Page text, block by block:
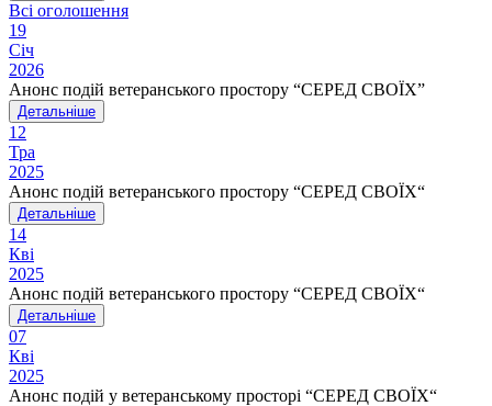
Всі оголошення
19
Січ
2026
Анонс подій ветеранського простору “СЕРЕД СВОЇХ”
Детальніше
12
Тра
2025
Анонс подій ветеранського простору “СЕРЕД СВОЇХ“
Детальніше
14
Кві
2025
Анонс подій ветеранського простору “СЕРЕД СВОЇХ“
Детальніше
07
Кві
2025
Анонс подій у ветеранському просторі “СЕРЕД СВОЇХ“